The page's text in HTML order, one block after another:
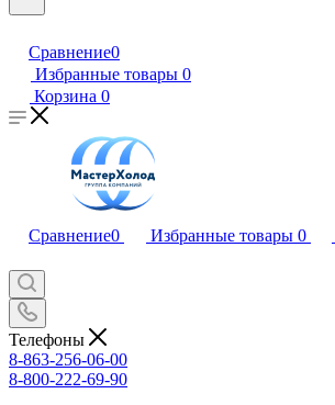
Сравнение0
Избранные товары 0
Корзина 0
Сравнение0 Избранные товары 0
Телефоны
8-863-256-06-00
8-800-222-69-90